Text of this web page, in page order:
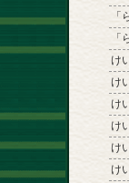
け
け
け
け
け
け